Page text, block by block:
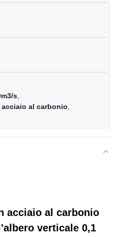
s
al carbonio
acciaio al carbonio
verticale 0,1